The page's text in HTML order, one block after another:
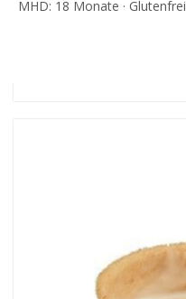
MHD: 18 Monate · Glutenfrei